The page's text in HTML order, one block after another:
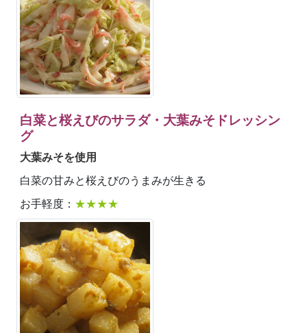
白菜と桜えびのサラダ・大葉みそドレッシン
グ
大葉みそを使用
白菜の甘みと桜えびのうまみが生きる
お手軽度： ★★★★